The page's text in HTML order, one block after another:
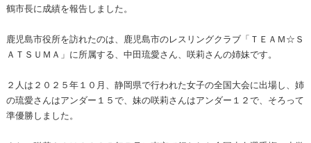
鶴市長に成績を報告しました。
鹿児島市役所を訪れたのは、鹿児島市のレスリングクラブ「ＴＥＡＭ☆Ｓ
ＡＴＳＵＭＡ」に所属する、中田琉愛さん、咲莉さんの姉妹です。
２人は２０２５年１０月、静岡県で行われた女子の全国大会に出場し、姉
の琉愛さんはアンダー１５で、妹の咲莉さんはアンダー１２で、そろって
準優勝しました。